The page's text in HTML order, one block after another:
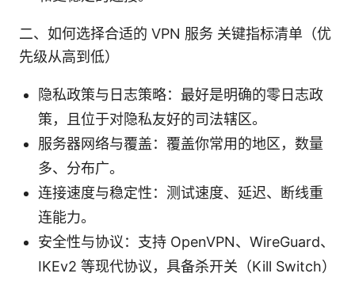
二、如何选择合适的 VPN 服务 关键指标清单（优
先级从高到低）
隐私政策与日志策略：最好是明确的零日志政
策，且位于对隐私友好的司法辖区。
服务器网络与覆盖：覆盖你常用的地区，数量
多、分布广。
连接速度与稳定性：测试速度、延迟、断线重
连能力。
安全性与协议：支持 OpenVPN、WireGuard、
IKEv2 等现代协议，具备杀开关（Kill Switch）